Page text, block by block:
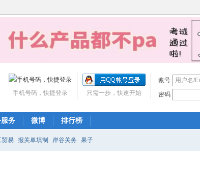
账号
密码
只需一步，快速开始
手机号码，快捷登录
务 微博 排行榜
贸易 报关单填制 岸谷关务 果子